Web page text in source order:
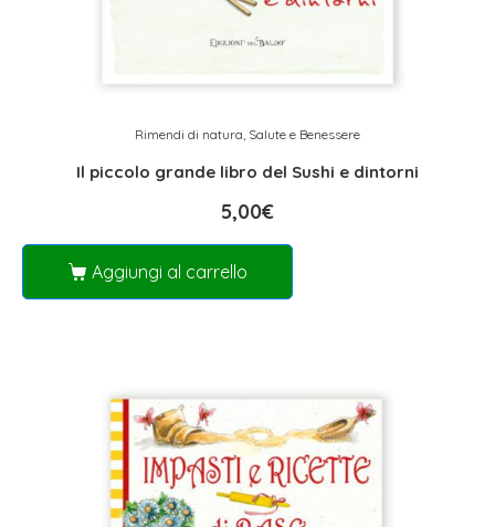
Rimendi di natura Salute e Benessere
Il piccolo grande libro del Sushi e dintorni
5,00€
Aggiungi al carrello